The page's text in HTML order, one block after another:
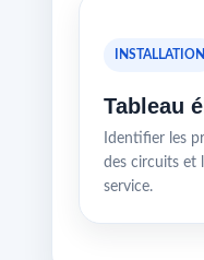
INSTALLATION
Tableau
Identifier les
des circuits et
service.